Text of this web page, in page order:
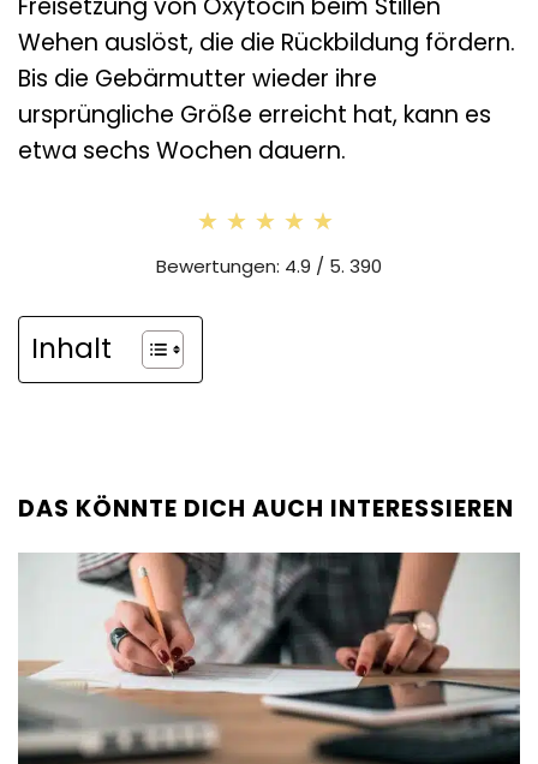
Freisetzung von Oxytocin beim Stillen
Wehen auslöst, die die Rückbildung fördern.
Bis die Gebärmutter wieder ihre
ursprüngliche Größe erreicht hat, kann es
etwa sechs Wochen dauern.
★★★★★
★★★★★
Bewertungen: 4.9 / 5. 390
Inhalt
DAS KÖNNTE DICH AUCH INTERESSIEREN